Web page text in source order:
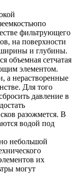
фильтрующего
на поверхности
и глубины.
объемная сетчатая
элементом.
а нерастворенные
Для того
давление в
разожмется. В
водой под
небольшой
их
могут